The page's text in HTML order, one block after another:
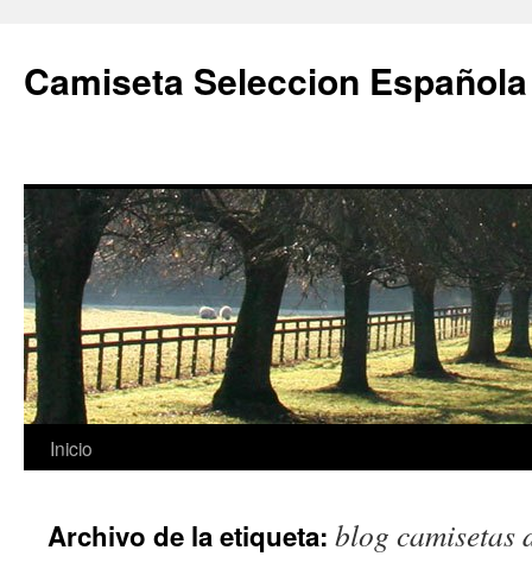
Camiseta Seleccion
Saltar
contenido
Inicio
Archivo de la etiqueta: blog camisetas